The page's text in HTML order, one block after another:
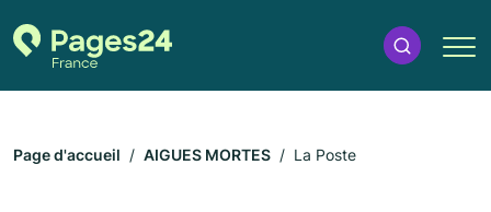
Page d'accueil AIGUES MORTES La Poste